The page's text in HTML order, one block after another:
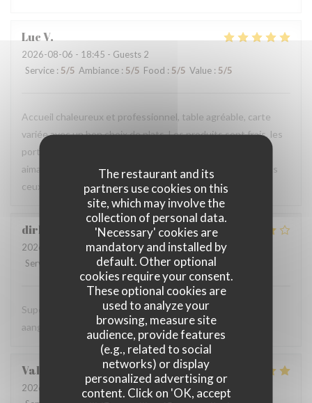
The restaurant and its
partners use cookies on this
site, which may involve the
collection of personal data.
'Necessary' cookies are
mandatory and installed by
default. Other optional
cookies require your consent.
These optional cookies are
used to analyze your
browsing, measure site
audience, provide features
(e.g., related to social
networks) or display
personalized advertising or
content. Click on 'OK, accept
LucV
2026-08-06 - 18:45 - Guests 2
Service : 5/5 Ambiance : 5/5 Food : 5/5 Value : 5/5
Accueil chaleureux et professionnel, table agréable, carte
variée avec un bon choix de plats. Les produits sont frais, les
portions généreuses et le service est particulièrement
aimable. Une excellente adresse que je recommande à tous
ceux qui sont de passage dans la région.
dirk
2026-08-06
- 19:00 - Guests 2
Service
Ambiance:5/5 Food: 4/5 Value:
Super vriendelijke ontvagst, zeer goede prijs kwaliteit,
aangenaam kader, een aanradee
Valerie
2026-08-06
- 12:45 - Guests 4